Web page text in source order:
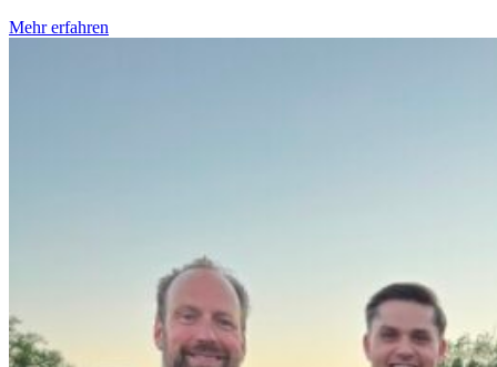
Mehr erfahren